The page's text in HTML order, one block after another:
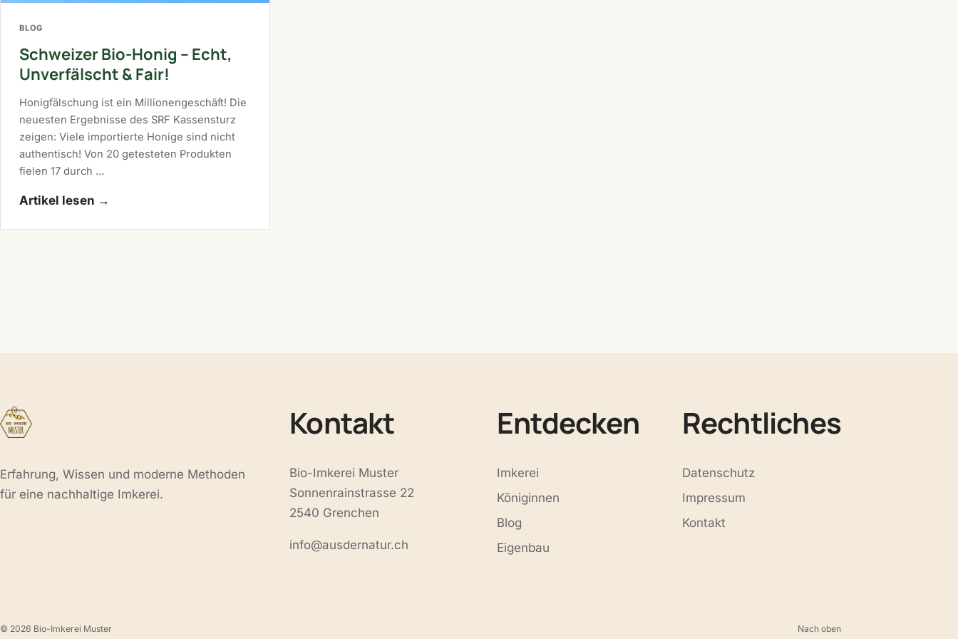
BLOG
Schweizer Bio-Honig – Echt,
Unverfälscht & Fair!
Honigfälschung ist ein Millionengeschäft! Die
neuesten Ergebnisse des SRF Kassensturz
zeigen: Viele importierte Honige sind nicht
authentisch! Von 20 getesteten Produkten
fielen 17 durch …
Artikel lesen →
Erfahrung, Wissen und moderne Methoden
für eine nachhaltige Imkerei.
Kontakt
Bio-Imkerei Muster
Sonnenrainstrasse 22
2540 Grenchen
info@ausdernatur.ch
Entdecken
Imkerei
Königinnen
Blog
Eigenbau
Rechtliches
Datenschutz
Impressum
Kontakt
© 2026 Bio-Imkerei Muster Nach oben